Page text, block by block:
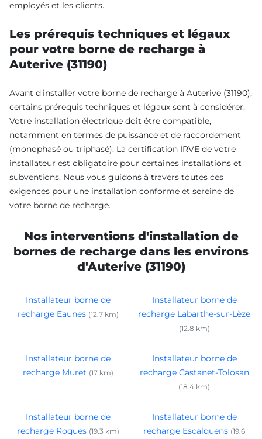
employés et les clients.
Les prérequis techniques et légaux
pour votre borne de recharge à
Auterive (31190)
Avant d'installer votre borne de recharge à Auterive (31190),
certains prérequis techniques et légaux sont à considérer.
Votre installation électrique doit être compatible,
notamment en termes de puissance et de raccordement
(monophasé ou triphasé). La certification IRVE de votre
installateur est obligatoire pour certaines installations et
subventions. Nous vous guidons à travers toutes ces
exigences pour une installation conforme et sereine de
votre borne de recharge.
Nos interventions d'installation de
bornes de recharge dans les environs
d'Auterive (31190)
Installateur borne de
recharge Eaunes (12.7 km)
Installateur borne de
recharge Labarthe-sur-Lèze
(12.8 km)
Installateur borne de
recharge Muret (17 km)
Installateur borne de
recharge Castanet-Tolosan
(18.4 km)
Installateur borne de
recharge Roques (19.3 km)
Installateur borne de
recharge Escalquens (19.6